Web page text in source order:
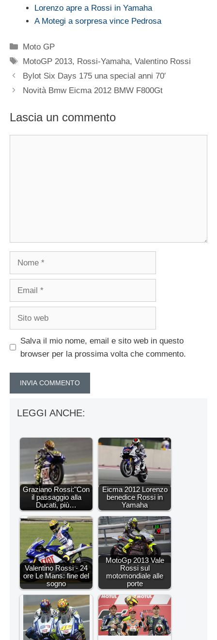
Lorenzo apre a Rossi in Yamaha
A Motegi a sorpresa vince Pedrosa
Categorie
Moto GP
Tag
MotoGP 2013, Rossi-Yamaha,Valentino Rossi
Bylot Six Days 175 una special anni 70′
Novità Bmw Eicma 2012 BMW F800Gt
Lascia un commento
Salva il mio nome, email e sito web in questo
browser per la prossima volta che commento.
LEGGI ANCHE:
Graziano Rossi:"Con
il passaggio alla
Ducati, più…
Eicma 2012 Lorenzo
benedice Rossi in
Yamaha
Valentino Rossi - 24
ore Le Mans: fine del
sogno
MotoGp 2013 Vale
Rossi sul
motomondiale alle
porte